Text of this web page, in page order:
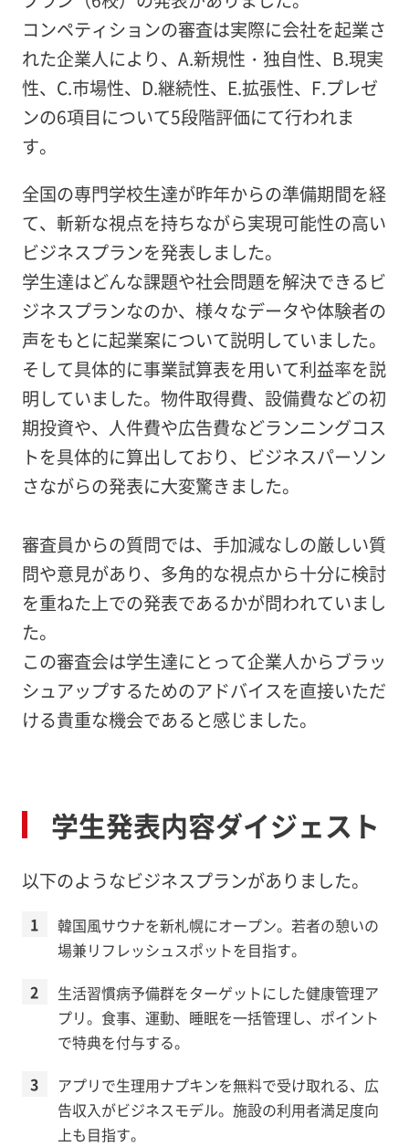
コンペティションの審査は実際に会社を起業さ
れた企業人により、A.新規性・独自性、B.現実
性、C.市場性、D.継続性、E.拡張性、F.プレゼ
ンの6項目について5段階評価にて行われま
す。
全国の専門学校生達が昨年からの準備期間を経
て、斬新な視点を持ちながら実現可能性の高い
ビジネスプランを発表しました。
学生達はどんな課題や社会問題を解決できるビ
ジネスプランなのか、様々なデータや体験者の
声をもとに起業案について説明していました。
そして具体的に事業試算表を用いて利益率を説
明していました。物件取得費、設備費などの初
期投資や、人件費や広告費などランニングコス
トを具体的に算出しており、ビジネスパーソン
さながらの発表に大変驚きました。
審査員からの質問では、手加減なしの厳しい質
問や意見があり、多角的な視点から十分に検討
を重ねた上での発表であるかが問われていまし
た。
この審査会は学生達にとって企業人からブラッ
シュアップするためのアドバイスを直接いただ
ける貴重な機会であると感じました。
学生発表内容ダイジェスト
以下のようなビジネスプランがありました。
韓国風サウナを新札幌にオープン。若者の憩いの
場兼リフレッシュスポットを目指す。
生活習慣病予備群をターゲットにした健康管理ア
プリ。食事、運動、睡眠を一括管理し、ポイント
で特典を付与する。
アプリで生理用ナプキンを無料で受け取れる、広
告収入がビジネスモデル。施設の利用者満足度向
上も目指す。